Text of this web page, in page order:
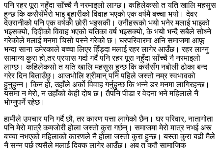
पनि रहर पूरा नहुँदा साँच्चै नै नरमाइलो लाग्छ। कहिलेकसो त यति खालि महसुस
हुन्छ कि कसैसँमेरो भाइ बुहारीको विवाह भएको एक वर्षमै बच्चा भयो। देवर
देउरानीको पनि एक वर्षकी छोरी भइसकी। उनीहरूको भयो भनेर मलाई भाइको
भइसक्यो, दिदीको विवाह भएको यतिका वर्ष भइसक्यो, के भयो भन्दै सबैले सोध्ने
गरेकोले मलाई मनमा चिसो पस्ने गरेको छ। घरपरिवारमा अनि समाजमा आफू
भन्दा साना उमेरकाले बच्चा लिएर हिँड्दा मलाई रहर लागेर आउँछ। रहर लाग्नु
सामान्य कुरा हो,तर प्रयास गर्दा गर्दै पनि रहर पूरा नहुँदा साँच्चै नै नरमाइलो
लाग्छ। कहिलेकसो त यति खालि महसुस हुन्छ कि कसैसँग नबोली ढोका बन्द
गरेर दिन बिताउँछु। आजभोलि श्रीमान् पनि पहिले जस्तो नम्र स्वभावको
हुनुहुन्न। किन हो, उहाँले अर्को विवाह गर्नुहुन्छ कि भन्ने डर मनमा लागिरहन्छ।
यसमा न मेरो, न उहाँको केही दोष छ। तैपनि पीडा र वेदना भने महिलाले नै
भोग्नुपर्ने रहेछ।
हामीले उपचार पनि गर्दै छौ, तर कारण पत्ता लागेको छैन। घर परिवार, नातागोता
पनि मेरो मात्रै कमजोरी होला जस्तो कुरा गर्छन्। समाजमा मेरो मात्र नभई अरू
बच्चा नभएको महिलाको कारणले नै होला जस्तो कुरा हुन्छ। यस्ता कुरा बढी मैले
नै सुन्नु पर्छ त्यसैले मलाई दिक्क लागेर आउँछ। अब त कतै सामाजिक